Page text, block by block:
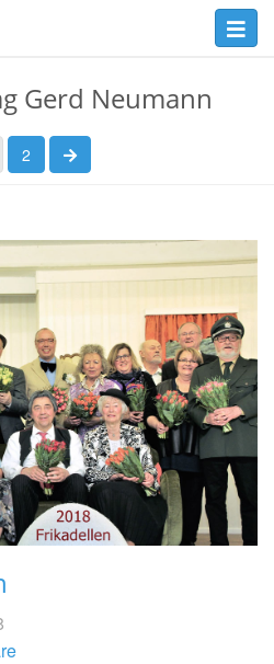
Gerd Neumann
2 nächste Seite